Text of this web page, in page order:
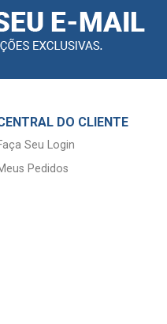
DO CLIENTE
Seu Login
Pedidos